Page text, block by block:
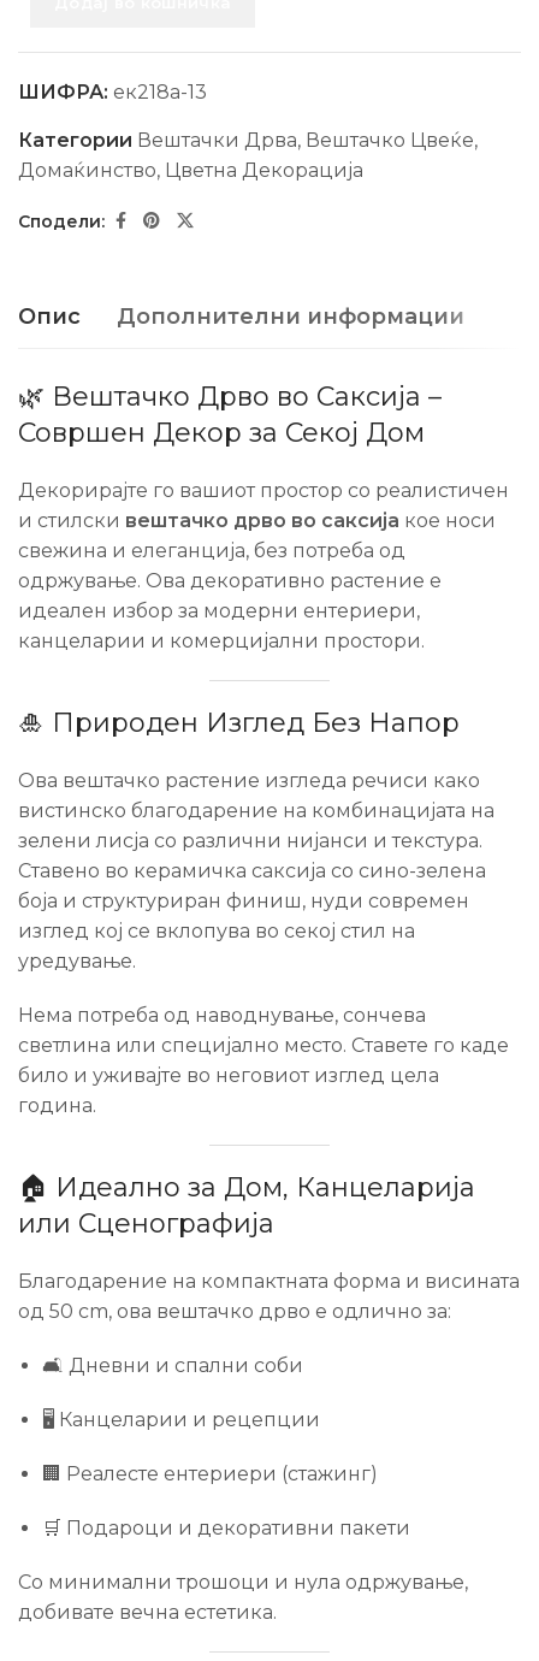
ШИФРА: ек218а-13
Категории Вештачки Дрва, Вештачко Цвеќе,
Домаќинство, Цветна Декорација
Опис Дополнителни информации
🌿 Вештачко Дрво во Саксија –
Совршен Декор за Секој Дом
Декорирајте го вашиот простор со реалистичен
и стилски вештачко дрво во саксија кое носи
свежина и елеганција, без потреба од
одржување. Ова декоративно растение е
идеален избор за модерни ентериери,
канцеларии и комерцијални простори.
🎍 Природен Изглед Без Напор
Ова вештачко растение изгледа речиси како
вистинско благодарение на комбинацијата на
зелени лисја со различни нијанси и текстура.
Ставенo во керамичка саксија со сино-зелена
боја и структуриран финиш, нуди современ
изглед кој се вклопува во секој стил на
уредување.
Нема потреба од наводнување, сончева
светлина или специјално место. Ставете го каде
било и уживајте во неговиот изглед цела
година.
🏠 Идеално за Дом, Канцеларија
или Сценографија
Благодарение на компактната форма и висината
од 50 cm, ова вештачко дрво е одлично за:
🛋️ Дневни и спални соби
🖥️ Канцеларии и рецепции
🏢 Реалесте ентериери (стажинг)
🛒 Подароци и декоративни пакети
Со минимални трошоци и нула одржување,
добивате вечна естетика.